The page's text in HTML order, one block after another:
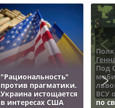
"Рациональность"
против прагматики.
Украина истощается
в интересах США
Под
ВСУ
по